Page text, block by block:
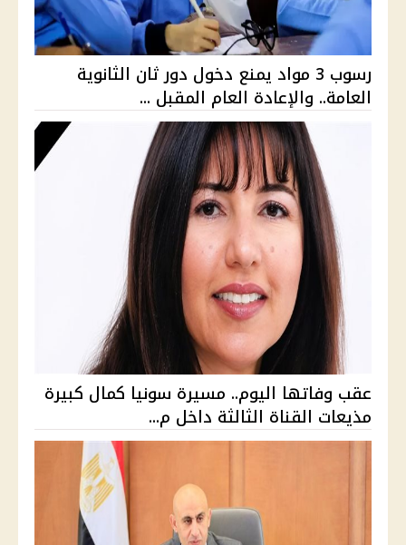
رسوب 3 مواد يمنع دخول دور ثان الثانوية
العامة.. والإعادة العام المقبل ...
عقب وفاتها اليوم.. مسيرة سونيا كمال كبيرة
مذيعات القناة الثالثة داخل م...